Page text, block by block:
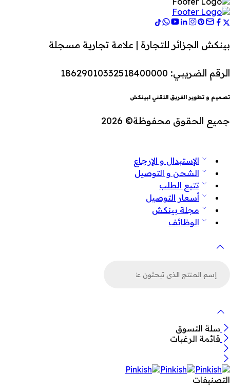
بينكش الجزائر للتجارة | علامة تجارية مسجلة
الرقم الضريبي: 18629010332518400000
تصميم و تطوير الفريق التقني لبينكش
جميع الحقوق محفوظة© 2026
الإستبدال و الإرجاع
الشحن و التوصيل
تتبع الطلب
أسعار التوصيل
مجلة بينكش
الوظائف
سلة التسوق
قائمة الرغبات
التصنيفات